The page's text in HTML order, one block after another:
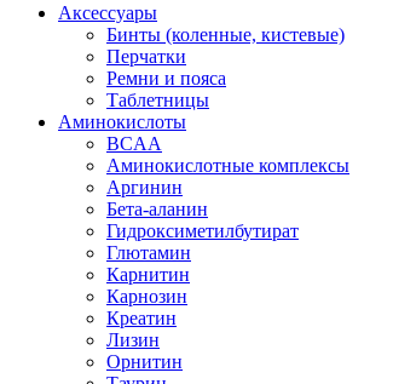
Аксессуары
Бинты (коленные, кистевые)
Перчатки
Ремни и пояса
Таблетницы
Аминокислоты
BCAA
Аминокислотные комплексы
Аргинин
Бета-аланин
Гидроксиметилбутират
Глютамин
Карнитин
Карнозин
Креатин
Лизин
Орнитин